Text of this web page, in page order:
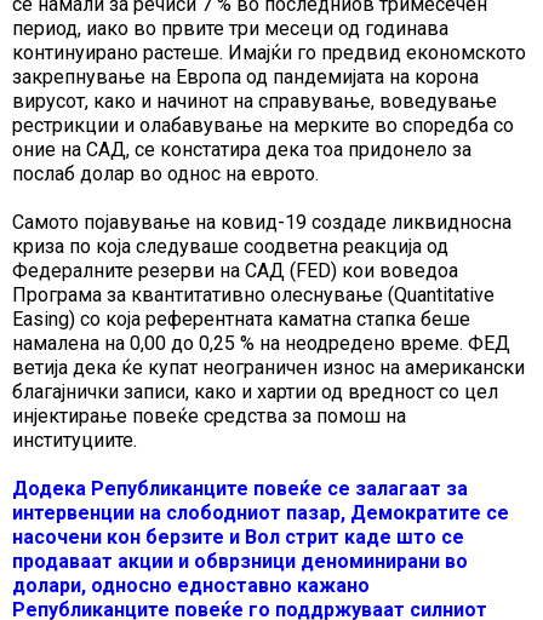
период, иако во првите три месеци од годинава
континуирано растеше. Имајќи го предвид економското
закрепнување на Европа од пандемијата на корона
вирусот, како и начинот на справување, воведување
рестрикции и олабавување на мерките во споредба со
оние на САД, се констатира дека тоа придонело за
послаб долар во однос на еврото.
Самото појавување на ковид-19 создаде ликвидносна
криза по која следуваше соодветна реакција од
Федералните резерви на САД (FED) кои воведоа
Програма за квантитативно олеснување (Quantitative
Easing) со која референтната каматна стапка беше
намалена на 0,00 до 0,25 % на неодредено време. ФЕД
ветија дека ќе купат неограничен износ на американски
благајнички записи, како и хартии од вредност со цел
инјектирање повеќе средства за помош на
институциите.
Додека Републиканците повеќе се залагаат за
интервенции на слободниот пазар, Демократите се
насочени кон берзите и Вол стрит каде што се
продаваат акции и обврзници деноминирани во
долари, односно едноставно кажано
Републиканците повеќе го поддржуваат силниот